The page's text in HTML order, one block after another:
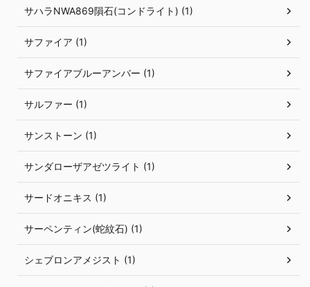
サハラNWA869隕石(コンドライト) (1)
サファイア (1)
サファイアブルーアンバー (1)
サルファー (1)
サンストーン (1)
サンダローザアゼツライト (1)
サードオニキス (1)
サーペンティン(蛇紋石) (1)
シェブロンアメジスト (1)